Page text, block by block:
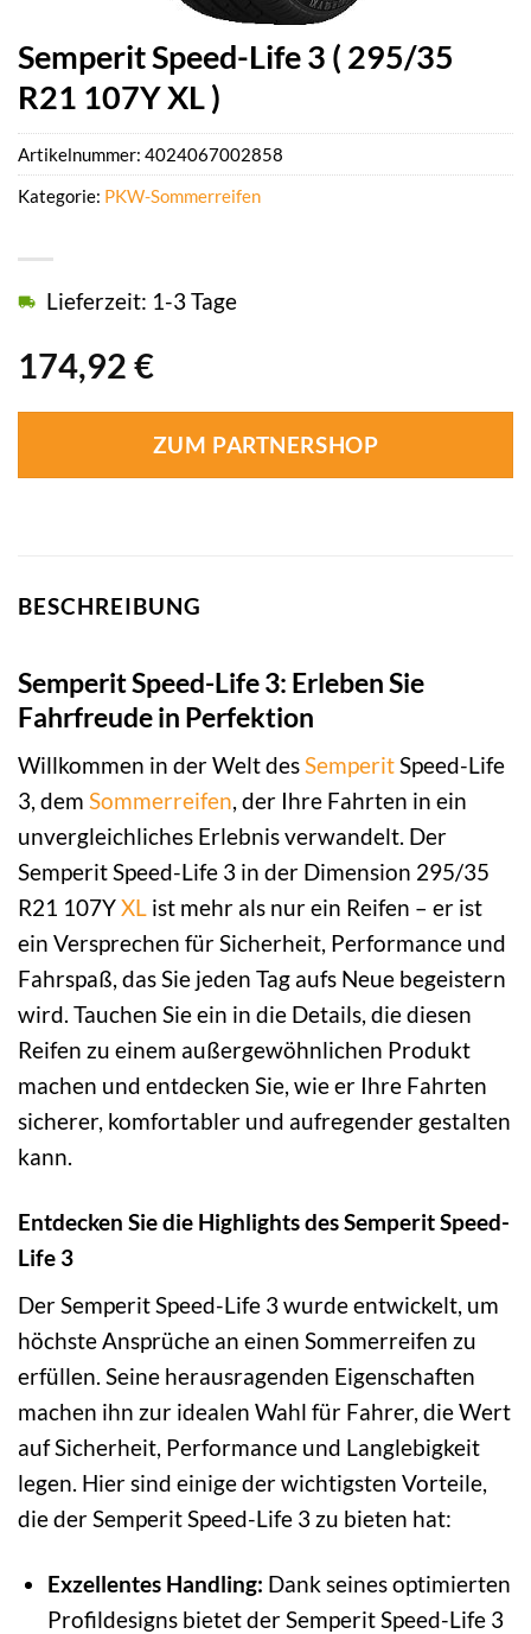
Semperit Speed-Life 3 ( 295/35
R21 107Y XL )
174,92 €
Lieferzeit: 1-3 Tage
ZUM PARTNERSHOP
Artikelnummer: 4024067002858
Kategorie: PKW-Sommerreifen
BESCHREIBUNG
Semperit Speed-Life 3: Erleben Sie
Fahrfreude in Perfektion
Willkommen in der Welt desSemperitSpeed-Life
3, dem Sommerreifen, der Ihre Fahrten in ein
unvergleichliches Erlebnis verwandelt. Der
Semperit Speed-Life 3 in der Dimension 295/35
R21 107YXL ist mehr als nur ein Reifen – er ist
ein Versprechen für Sicherheit, Performance und
Fahrspaß, das Sie jeden Tag aufs Neue begeistern
wird. Tauchen Sie ein in die Details, die diesen
Reifen zu einem außergewöhnlichen Produkt
machen und entdecken Sie, wie er Ihre Fahrten
sicherer, komfortabler und aufregender gestalten
kann.
Entdecken Sie die Highlights des Semperit Speed-
Life 3
Der Semperit Speed-Life 3 wurde entwickelt, um
höchste Ansprüche an einen Sommerreifen zu
erfüllen. Seine herausragenden Eigenschaften
machen ihn zur idealen Wahl für Fahrer, die Wert
auf Sicherheit, Performance und Langlebigkeit
legen. Hier sind einige der wichtigsten Vorteile,
die der Semperit Speed-Life 3 zu bieten hat:
Exzellentes Handling: Dank seines optimierten
Profildesigns bietet der Semperit Speed-Life 3